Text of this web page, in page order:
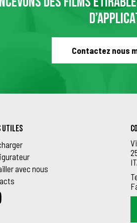
Contactez nous
UTILES
avec nous